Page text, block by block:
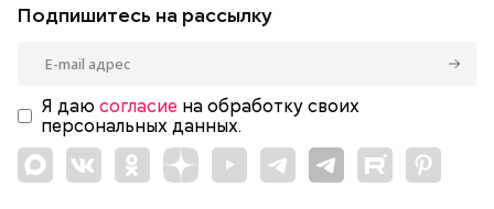
Подпишитесь на рассылку
Я даю согласие на обработку своих
персональных данных.